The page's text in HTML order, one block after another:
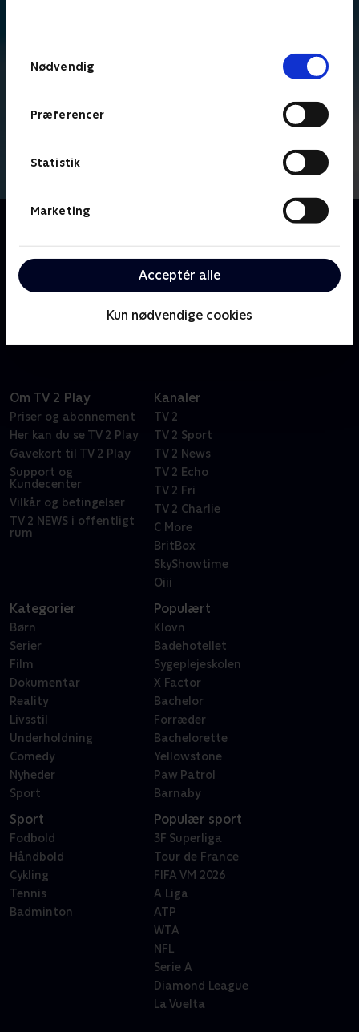
Nødvendig
Præferencer
Statistik
Marketing
Acceptér alle
Kun nødvendige cookies
Om The Office
medarbejderne på Dunder Mifflins kontorartikel-
virksomhed, der er baseret i Scranton, hvor fejder og
dokumentarhold.
Om TV 2 Play
Priser og abonnement
Her kan du se TV 2 Play
Gavekort til TV 2 Play
Support og
Kundecenter
Vilkår og betingelser
TV 2 NEWS i offentligt
rum
Kanaler
TV 2
TV 2 Sport
TV 2 News
TV 2 Echo
TV 2 Fri
TV 2 Charlie
C More
BritBox
SkyShowtime
Oiii
Kategorier
Børn
Serier
Film
Dokumentar
Reality
Livsstil
Underholdning
Comedy
Nyheder
Sport
Populært
Klovn
Badehotellet
Sygeplejeskolen
X Factor
Bachelor
Forræder
Bachelorette
Yellowstone
Paw Patrol
Barnaby
Sport
Fodbold
Håndbold
Cykling
Tennis
Badminton
Populær sport
3F Superliga
Tour de France
FIFA VM 2026
A Liga
ATP
WTA
NFL
Serie A
Diamond League
La Vuelta